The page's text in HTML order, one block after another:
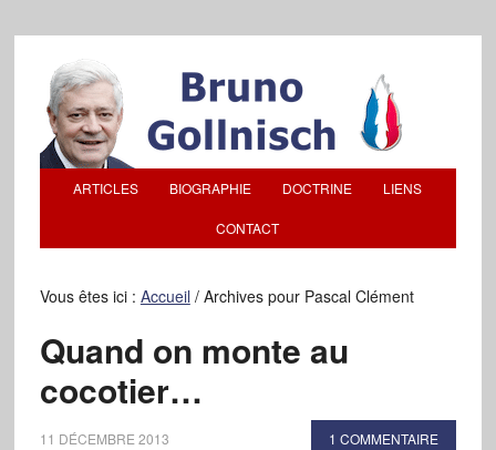
ARTICLES BIOGRAPHIE DOCTRINE LIENS
CONTACT
Vous êtes ici : Accueil /Archives pour Pascal Clément
Quand on monte au
cocotier…
11 DÉCEMBRE 2013 1 COMMENTAIRE